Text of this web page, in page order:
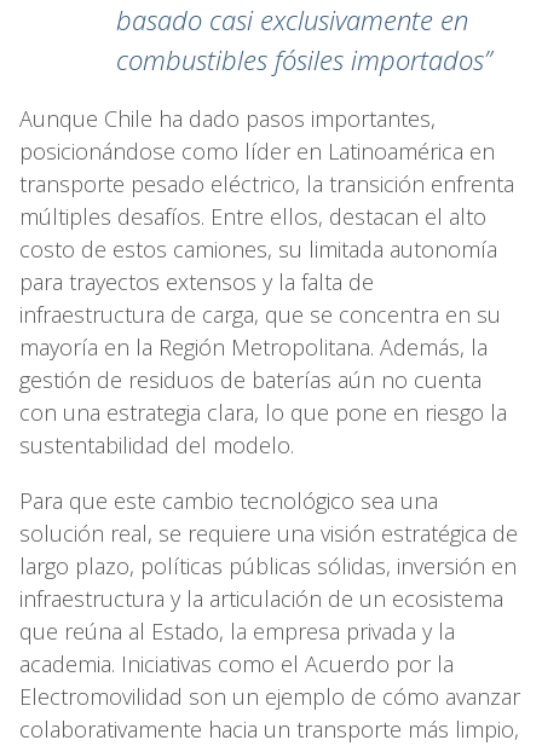
basado casi exclusivamente en
combustibles fósiles importados”
Aunque Chile ha dado pasos importantes,
posicionándose como líder en Latinoamérica en
transporte pesado eléctrico, la transición enfrenta
múltiples desafíos. Entre ellos, destacan el alto
costo de estos camiones, su limitada autonomía
para trayectos extensos y la falta de
infraestructura de carga, que se concentra en su
mayoría en la Región Metropolitana. Además, la
gestión de residuos de baterías aún no cuenta
con una estrategia clara, lo que pone en riesgo la
sustentabilidad del modelo.
Para que este cambio tecnológico sea una
solución real, se requiere una visión estratégica de
largo plazo, políticas públicas sólidas, inversión en
infraestructura y la articulación de un ecosistema
que reúna al Estado, la empresa privada y la
academia. Iniciativas como el Acuerdo por la
Electromovilidad son un ejemplo de cómo avanzar
colaborativamente hacia un transporte más limpio,